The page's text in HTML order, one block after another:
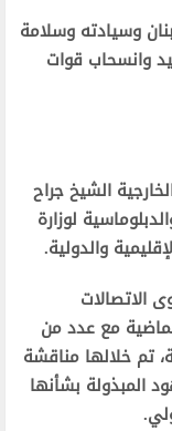
وسيادته وسلامة
وانسحاب قوات
الشيخ جراح
لوزارة
والدولية.
الاتصالات
مع عدد من
تم خلالها مناقشة
المبذولة بشأنها